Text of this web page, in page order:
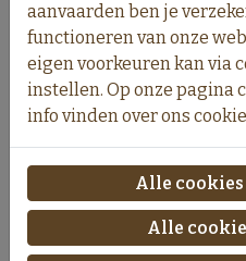
In
Omschrijving
aanvaarden ben je
functioneren van onze
eigen voorkeuren kan via
instellen. Op onze pagina
info vinden over ons
Alle
Alle